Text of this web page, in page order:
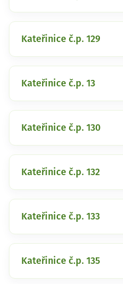
Kateřinice č.p. 129
Kateřinice č.p. 13
Kateřinice č.p. 130
Kateřinice č.p. 132
Kateřinice č.p. 133
Kateřinice č.p. 135